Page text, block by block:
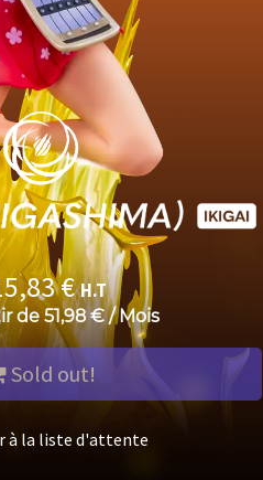
€ H.T
de 51,98€ /Mois
Sold out!
à la liste d'attente